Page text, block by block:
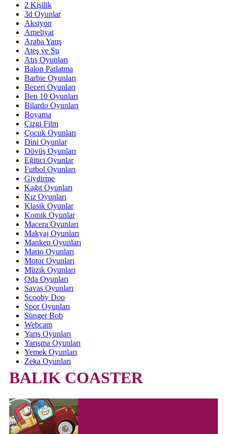
2 Kişilik
3d Oyunlar
Aksiyon
Ameliyat
Araba Yarış
Ateş ve Su
Atış Oyunları
Balon Patlatma
Barbie Oyunları
Beceri Oyunları
Ben 10 Oyunları
Bilardo Oyunları
Boyama
Çizgi Film
Çocuk Oyunları
Dini Oyunlar
Dövüş Oyunları
Eğitici Oyunlar
Futbol Oyunları
Giydirme
Kağıt Oyunları
Kız Oyunları
Klasik Oyunlar
Komik Oyunlar
Macera Oyunları
Makyaj Oyunları
Manken Oyunları
Mario Oyunları
Motor Oyunları
Müzik Oyunları
Oda Oyunları
Savas Oyunları
Scooby Doo
Spor Oyunları
Sünger Bob
Webcam
Yarış Oyunları
Yarışma Oyunları
Yemek Oyunları
Zeka Oyunları
BALIK COASTER